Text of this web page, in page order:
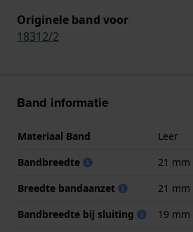
Originele band voor
18312/2
Band informatie
Materiaal Band
Leer
Bandbreedte
21 mm
Breedte bandaanzet
21 mm
Bandbreedte bij sluiting
19 mm